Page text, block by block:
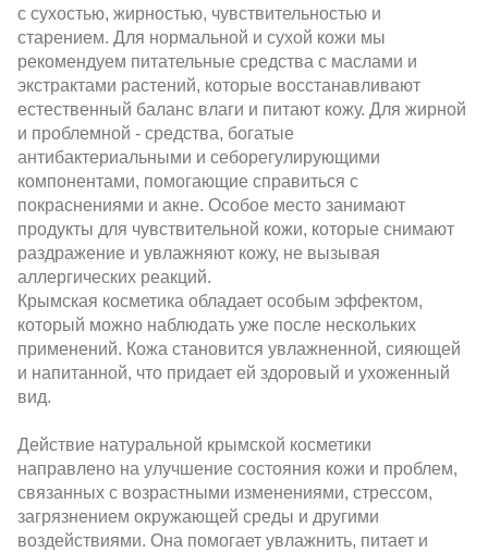
с сухостью, жирностью, чувствительностью и
старением. Для нормальной и сухой кожи мы
рекомендуем питательные средства с маслами и
экстрактами растений, которые восстанавливают
естественный баланс влаги и питают кожу. Для жирной
и проблемной - средства, богатые
антибактериальными и себорегулирующими
компонентами, помогающие справиться с
покраснениями и акне. Особое место занимают
продукты для чувствительной кожи, которые снимают
раздражение и увлажняют кожу, не вызывая
аллергических реакций.
Крымская косметика обладает особым эффектом,
который можно наблюдать уже после нескольких
применений. Кожа становится увлажненной, сияющей
и напитанной, что придает ей здоровый и ухоженный
вид.
Действие натуральной крымской косметики
направлено на улучшение состояния кожи и проблем,
связанных с возрастными изменениями, стрессом,
загрязнением окружающей среды и другими
воздействиями. Она помогает увлажнить, питает и